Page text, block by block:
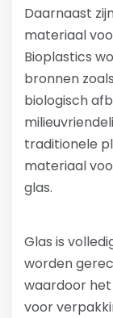
Daarnaast
materiaal
Bioplastics
bronnen
biologisch
traditionele
materiaal
glas.
Glas is
worden
waardoor
voor